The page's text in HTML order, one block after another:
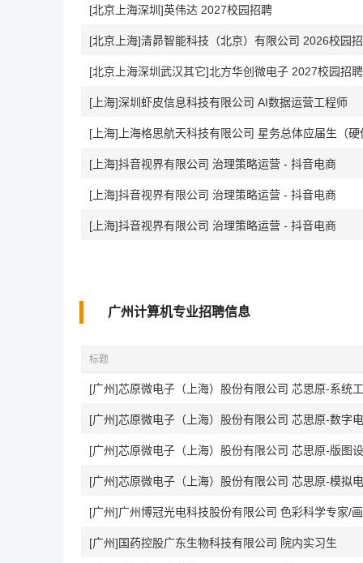
[北京上海深圳]英伟达 2027校园招聘
[北京上海]清昴智能科技（北京）有限公司 2026校园
[北京上海深圳武汉其它]北方华创微电子 2027校园招聘
[上海]深圳虾皮信息科技有限公司 AI数据运营工程师
[上海]上海格思航天科技有限公司 星务总体应届生（硬
[上海]抖音视界有限公司 治理策略运营 - 抖音电商
[上海]抖音视界有限公司 治理策略运营 - 抖音电商
[上海]抖音视界有限公司 治理策略运营 - 抖音电商
广州计算机专业招聘信息
标题
[广州]芯原微电子（上海）股份有限公司 芯思原-系统
[广州]芯原微电子（上海）股份有限公司 芯思原-数字
[广州]芯原微电子（上海）股份有限公司 芯思原-版图
[广州]芯原微电子（上海）股份有限公司 芯思原-模拟
[广州]广州博冠光电科技股份有限公司 色彩科学专家/
[广州]国药控股广东生物科技有限公司 院内实习生